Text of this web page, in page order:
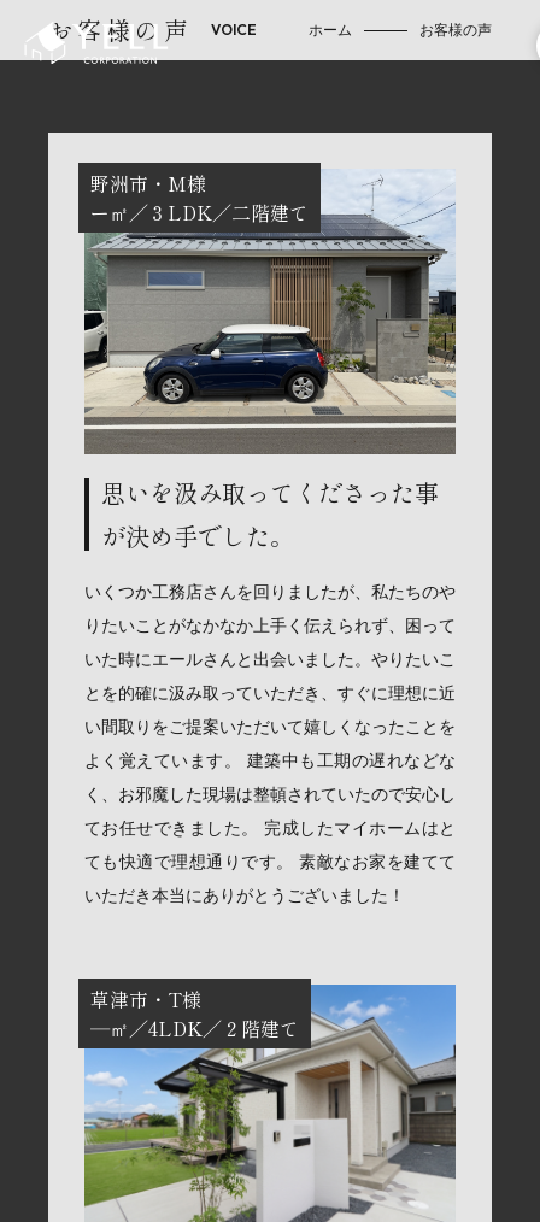
お客様の声 ホーム お客様の声
野洲市
M様
ー㎡
３LDK 二階建て
思いを汲み取ってくださった事
が決め手でした。
いくつか工務店さんを回りましたが、私たちのや
りたいことがなかなか上手く伝えられず、困って
いた時にエールさんと出会いました。やりたいこ
とを的確に汲み取っていただき、すぐに理想に近
い間取りをご提案いただいて嬉しくなったことを
よく覚えています。 建築中も工期の遅れなどな
く、お邪魔した現場は整頓されていたので安心し
てお任せできました。 完成したマイホームはと
ても快適で理想通りです。 素敵なお家を建てて
いただき本当にありがとうございました！
草津市
T様
―㎡
4LDK ２階建て